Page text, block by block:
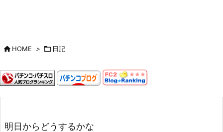
HOME >  日記
明日からどうするかな